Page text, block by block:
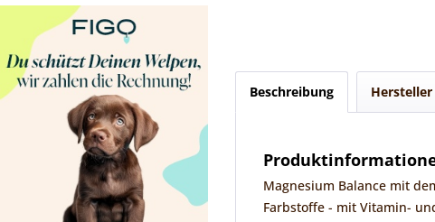
Beschreibung
Magnesium Balance mit
Farbstoffe - mit Vitamin-